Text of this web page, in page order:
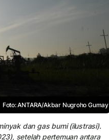
Foto: ANTARA/Akbar Nugroho Gumay
dan gas bumi (ilustrasi).
setelah pertemuan antara